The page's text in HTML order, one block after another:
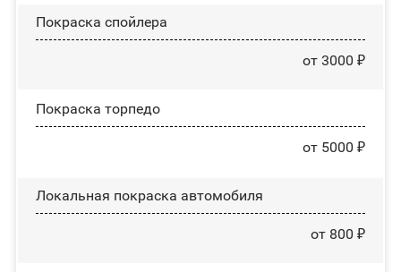
Покраска спойлера
от 3000 ₽
Покраска торпедо
от 5000 ₽
Локальная покраска автомобиля
от 800 ₽